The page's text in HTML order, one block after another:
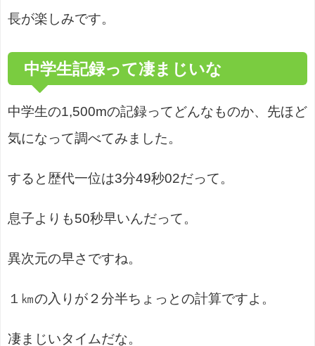
長が楽しみです。
中学生記録って凄まじいな
中学生の1,500mの記録ってどんなものか、先ほど
気になって調べてみました。
すると歴代一位は3分49秒02だって。
息子よりも50秒早いんだって。
異次元の早さですね。
１㎞の入りが２分半ちょっとの計算ですよ。
凄まじいタイムだな。